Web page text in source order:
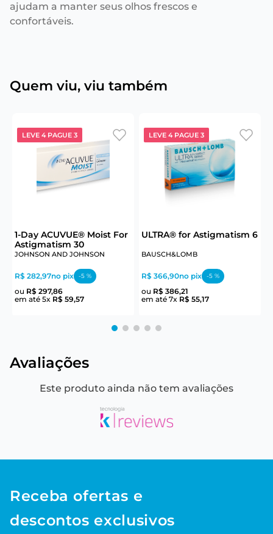
ajudam a manter seus olhos frescos e
confortáveis.
Quem viu, viu também
LEVE 4 PAGUE 3
1-Day ACUVUE® Moist For
Astigmatism 30
JOHNSON AND JOHNSON
R$ 282,97no pix -5 %
ou R$ 297,86
em até 5x R$ 59,57
LEVE 4 PAGUE 3
ULTRA® for Astigmatism 6
BAUSCH&LOMB
R$ 366,90no pix -5 %
ou R$ 386,21
em até 7x R$ 55,17
Avaliações
Este produto ainda não tem avaliações
Receba ofertas e
descontos exclusivos